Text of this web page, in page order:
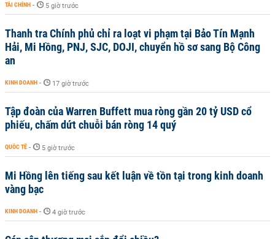
TÀI CHÍNH - 5 giờ trước
Thanh tra Chính phủ chỉ ra loạt vi phạm tại Bảo Tín Mạnh
Hải, Mi Hồng, PNJ, SJC, DOJI, chuyển hồ sơ sang Bộ Công
an
KINH DOANH - 17 giờ trước
Tập đoàn của Warren Buffett mua ròng gần 20 tỷ USD cổ
phiếu, chấm dứt chuỗi bán ròng 14 quý
QUỐC TẾ - 5 giờ trước
Mi Hồng lên tiếng sau kết luận về tồn tại trong kinh doanh
vàng bạc
KINH DOANH - 4 giờ trước